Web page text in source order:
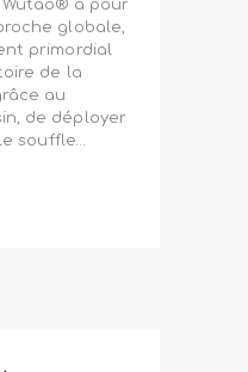
a pour
globale,
primordial
de la
au
de déployer
souffle…